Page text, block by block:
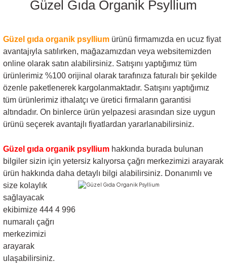
Güzel Gıda Organik Psyllium
Güzel gıda organik psyllium ürünü firmamızda en ucuz fiyat
avantajıyla satılırken, mağazamızdan veya websitemizden
online olarak satın alabilirsiniz. Satışını yaptığımız tüm
ürünlerimiz %100 orijinal olarak tarafınıza faturalı bir şekilde
özenle paketlenerek kargolanmaktadır. Satışını yaptığımız
tüm ürünlerimiz ithalatçı ve üretici firmaların garantisi
altındadır. On binlerce ürün yelpazesi arasından size uygun
ürünü seçerek avantajlı fiyatlardan yararlanabilirsiniz.
Güzel gıda organik psyllium hakkında burada bulunan
bilgiler sizin için yetersiz kalıyorsa çağrı merkezimizi arayarak
ürün hakkında daha detaylı bilgi alabilirsiniz. Donanımlı ve
size kolaylık
sağlayacak
ekibimize 444 4 996
numaralı çağrı
merkezimizi
arayarak
ulaşabilirsiniz.